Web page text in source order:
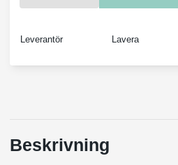
Leverantör Lavera
Beskrivning